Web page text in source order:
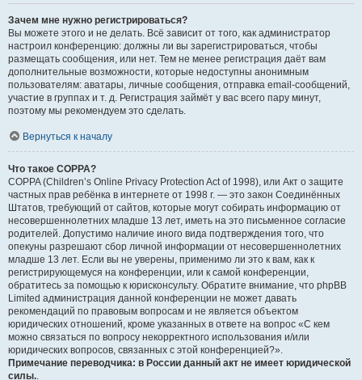
Зачем мне нужно регистрироваться?
Вы можете этого и не делать. Всё зависит от того, как администратор
настроил конференцию: должны ли вы зарегистрироваться, чтобы
размещать сообщения, или нет. Тем не менее регистрация даёт вам
дополнительные возможности, которые недоступны анонимным
пользователям: аватары, личные сообщения, отправка email-сообщений,
участие в группах и т. д. Регистрация займёт у вас всего пару минут,
поэтому мы рекомендуем это сделать.
Вернуться к началу
Что такое COPPA?
COPPA (Children’s Online Privacy Protection Act of 1998), или Акт о защите
частных прав ребёнка в интернете от 1998 г. — это закон Соединённых
Штатов, требующий от сайтов, которые могут собирать информацию от
несовершеннолетних младше 13 лет, иметь на это письменное согласие
родителей. Допустимо наличие иного вида подтверждения того, что
опекуны разрешают сбор личной информации от несовершеннолетних
младше 13 лет. Если вы не уверены, применимо ли это к вам, как к
регистрирующемуся на конференции, или к самой конференции,
обратитесь за помощью к юрисконсульту. Обратите внимание, что phpBB
Limited администрация данной конференции не может давать
рекомендаций по правовым вопросам и не является объектом
юридических отношений, кроме указанных в ответе на вопрос «С кем
можно связаться по вопросу некорректного использования и/или
юридических вопросов, связанных с этой конференцией?».
Примечание переводчика: в России данный акт не имеет юридической
силы..